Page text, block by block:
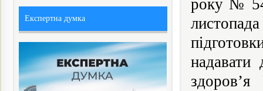
року №
надавати
Експертна думка